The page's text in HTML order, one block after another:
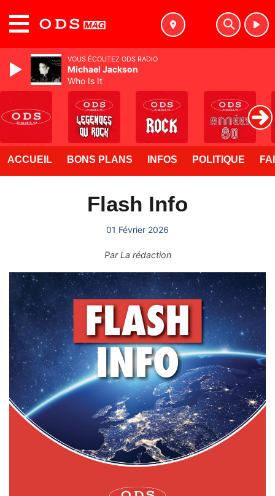
ACCUEIL BONS PLANS INFOS POLITIQUE
Flash Info
01 Février 2026
ParLa rédaction
VOUS ÉCOUTEZ ODS RADIO
Michael Jackson
Who Is It